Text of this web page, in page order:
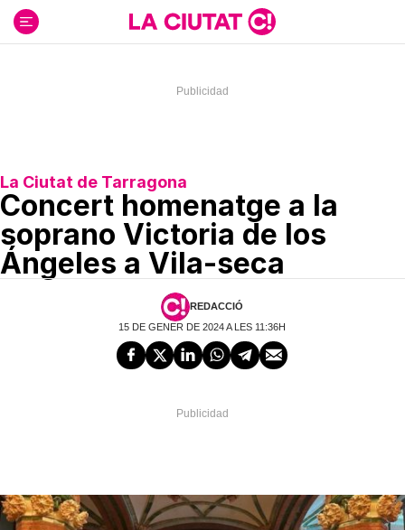
contenido
La Ciutat de Tarragona
Concert homenatge a la
soprano Victoria de los
Ángeles a Vila-seca
REDACCIÓ
15 DE GENER DE 2024 A LES 11:36H